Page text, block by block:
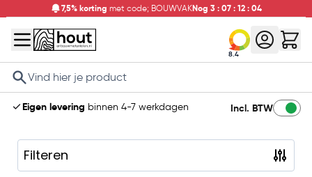
7,5% korting met code; BOUWVAKNog 3 : 07 : 12 : 03
8.4
Search
Eigen levering binnen 4-7 werkdagen Incl. BTW
Filteren